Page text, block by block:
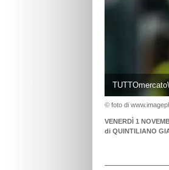
© foto di
VENERDÌ 1
di QUINTILIANO